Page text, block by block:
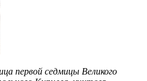
первой седмицы Великого